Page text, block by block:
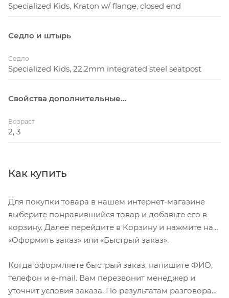
Specialized Kids, Kraton w/ flange, closed end
Седло и штырь
Седло
Specialized Kids, 22.2mm integrated steel seatpost
Свойства дополнительные...
Возраст
2, 3
Как купить
Для покупки товара в нашем интернет-магазине
выберите понравившийся товар и добавьте его в
корзину. Далее перейдите в Корзину и нажмите на
«Оформить заказ» или «Быстрый заказ».
Когда оформляете быстрый заказ, напишите ФИО,
телефон и e-mail. Вам перезвонит менеджер и
уточнит условия заказа. По результатам разговора